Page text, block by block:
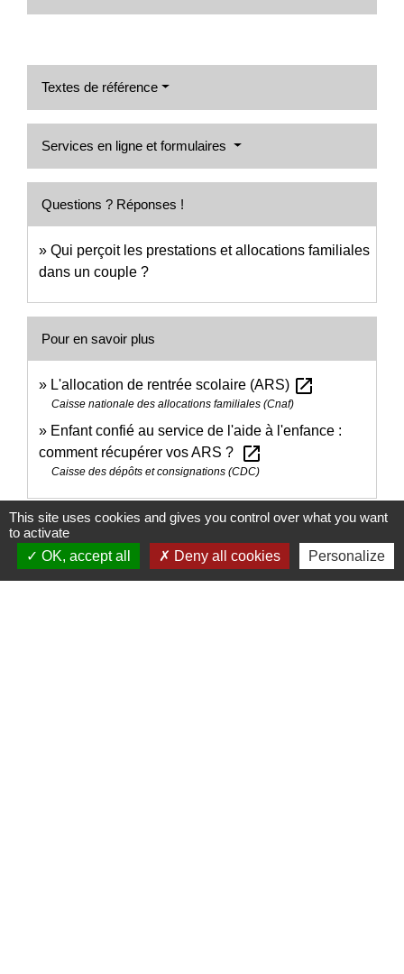
Textes de référence
Services en ligne et formulaires
Questions ? Réponses !
Qui perçoit les prestations et allocations familiales
dans un couple ?
Pour en savoir plus
L'allocation de rentrée scolaire (ARS) open_in_new
Caisse nationale des allocations familiales (Cnaf)
Enfant confié au service de l'aide à l'enfance :
comment récupérer vos ARS ?
open_in_new
Caisse des dépôts et consignations (CDC)
Signaler une erreur sur cette page
This site uses cookies and gives you control over what you want
to activate
OK, accept all
Deny all cookies Personalize